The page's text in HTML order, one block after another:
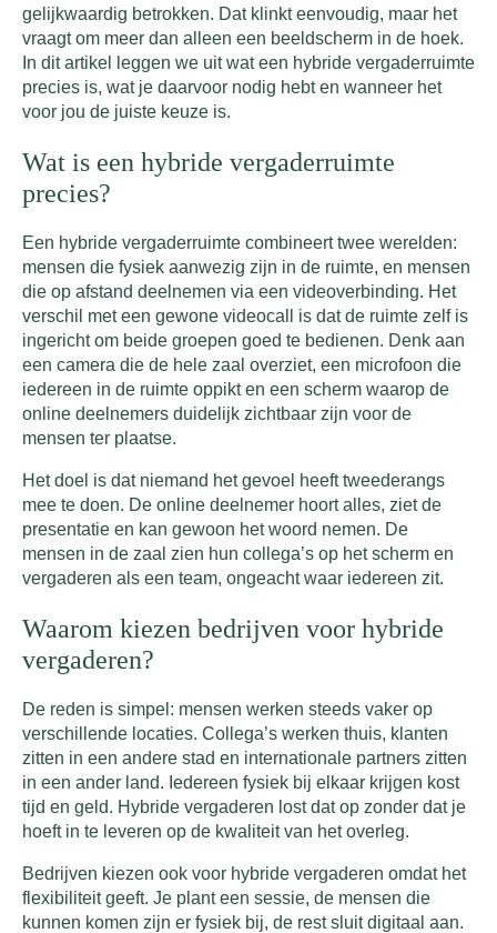
gelijkwaardig betrokken. Dat klinkt eenvoudig, maar het
vraagt om meer dan alleen een beeldscherm in de hoek.
In dit artikel leggen we uit wat een hybride vergaderruimte
precies is, wat je daarvoor nodig hebt en wanneer het
voor jou de juiste keuze is.
Wat is een hybride vergaderruimte
precies?
Een hybride vergaderruimte combineert twee werelden:
mensen die fysiek aanwezig zijn in de ruimte, en mensen
die op afstand deelnemen via een videoverbinding. Het
verschil met een gewone videocall is dat de ruimte zelf is
ingericht om beide groepen goed te bedienen. Denk aan
een camera die de hele zaal overziet, een microfoon die
iedereen in de ruimte oppikt en een scherm waarop de
online deelnemers duidelijk zichtbaar zijn voor de
mensen ter plaatse.
Het doel is dat niemand het gevoel heeft tweederangs
mee te doen. De online deelnemer hoort alles, ziet de
presentatie en kan gewoon het woord nemen. De
mensen in de zaal zien hun collega’s op het scherm en
vergaderen als een team, ongeacht waar iedereen zit.
Waarom kiezen bedrijven voor hybride
vergaderen?
De reden is simpel: mensen werken steeds vaker op
verschillende locaties. Collega’s werken thuis, klanten
zitten in een andere stad en internationale partners zitten
in een ander land. Iedereen fysiek bij elkaar krijgen kost
tijd en geld. Hybride vergaderen lost dat op zonder dat je
hoeft in te leveren op de kwaliteit van het overleg.
Bedrijven kiezen ook voor hybride vergaderen omdat het
flexibiliteit geeft. Je plant een sessie, de mensen die
kunnen komen zijn er fysiek bij, de rest sluit digitaal aan.